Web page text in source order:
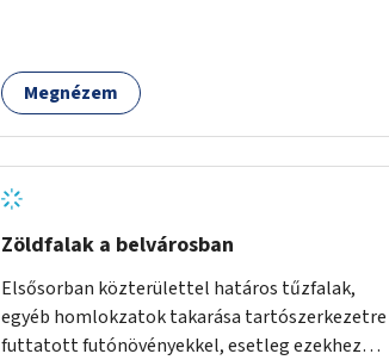
útvonalak összekötését!
Megnézem
Zöldfalak a belvárosban
Elsősorban közterülettel határos tűzfalak,
egyéb homlokzatok takarása tartószerkezetre
futtatott futónövényekkel, esetleg ezekhez